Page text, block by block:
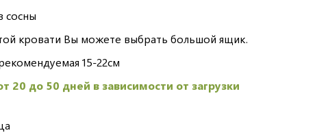
сосны
кровати Вы можете выбрать большой ящик.
15-22см
20 до 50 дней в зависимости от загрузки